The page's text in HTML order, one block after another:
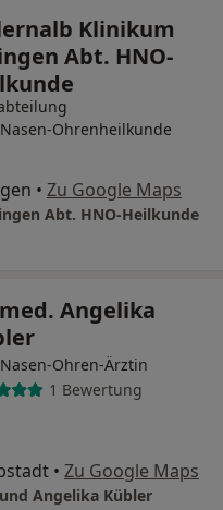
Klinikum
Abt. HNO-
Ohrenheilkunde
• Zu Google Maps
Abt. HNO-Heilkunde
Angelika
Ohren-Ärztin
1 Bewertung
• Zu Google Maps
Angelika Kübler